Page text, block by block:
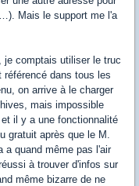
Mais le support me l'a
je comptais utiliser le truc
référencé dans tous les
on arrive à le charger
mais impossible
il y a une fonctionnalité
gratuit après que le M.
a quand même pas l'air
à trouver d'infos sur
même bizarre de ne